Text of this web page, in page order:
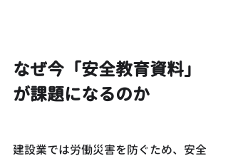
なぜ今「安全教育資料」
が課題になるのか
建設業では労働災害を防ぐため、安全